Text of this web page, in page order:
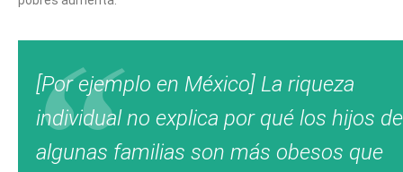
[Por ejemplo en México] La riqueza
individual no explica por qué los hijos de
algunas familias son más obesos que